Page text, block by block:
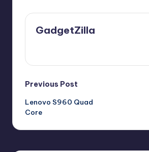
GadgetZilla
Post
navigation
Previous Post
Lenovo S960 Quad
Core